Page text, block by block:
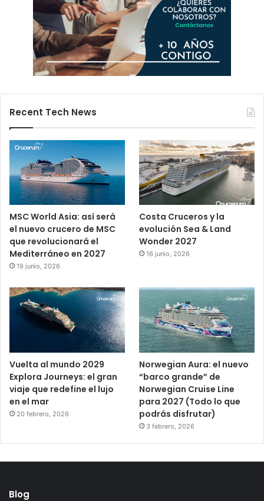
Recent Tech News
MSC World Asia: así será
el nuevo crucero de MSC
que revolucionará el
Mediterráneo en 2027
19 junio, 2026
Costa Cruceros y la
evolución Sea & Land
Wonder 2027
16 junio, 2026
Vuelta al mundo 2029
Explora Journeys: el gran
viaje que redefine el lujo
en el mar
20 febrero, 2026
Norwegian Aura: el nuevo
“barco grande” de
Norwegian Cruise Line
para 2027 (Todo lo que
podrás disfrutar)
3 febrero, 2026
Blog